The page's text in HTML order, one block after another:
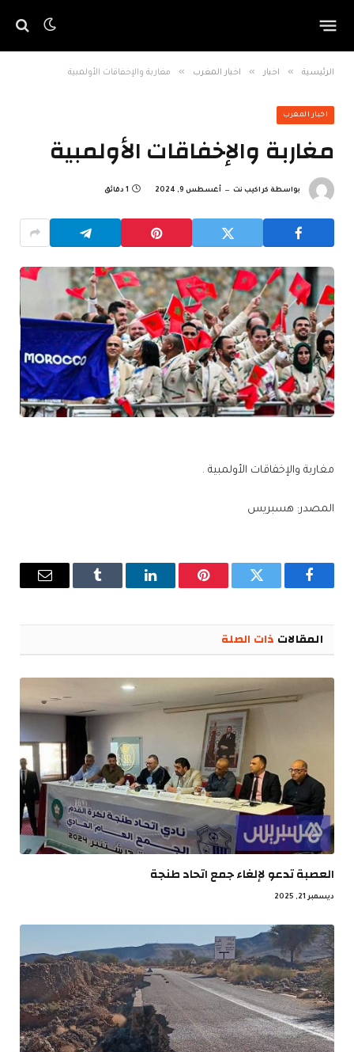
الرئيسية » اخبار » اخبار المغرب » مغاربة والإخفاقات الأولمبية
اخبار المغرب
مغاربة والإخفاقات الأولمبية
بواسطة كراكيب نت أغسطس 9, 2024 1 دقائق
مغاربة والإخفاقات الأولمبية .
المصدر: هسبريس
فيسبوك تويتر بينتيريستلينكدإن Tumblr
البريد
المقالات ذات الصلة
العصبة تدعو لإلغاء جمع اتحاد طنجة
ديسمبر 21, 2025